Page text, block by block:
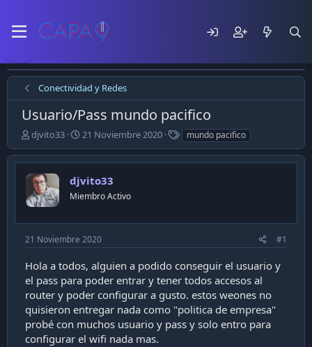
Conectividad y Redes
Usuario/Pass mundo pacifico
E
m
p
e
z
ó
e
l
t
e
a
djvito33
F
e
c
a
d
p
u
b
i
c
a
c
i
ó
21 Noviembre 2020
T
a
g
mundo pacifico
djvito33
Miembro Activo
21 Noviembre 2020 #1
Hola a todos, alguien a podido conseguir el usuario y
el pass para poder entrar y tener todos accesos al
router y poder configurar a gusto. estos weones no
quisieron entregar nada como "politica de empresa"
probé con muchos usuario y pass y solo entro para
configurar el wifi nada mas.